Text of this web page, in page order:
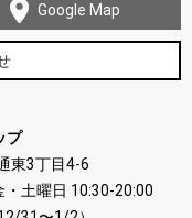
Google Map
プ
東3丁目4-6
土曜日 10:30-20:00